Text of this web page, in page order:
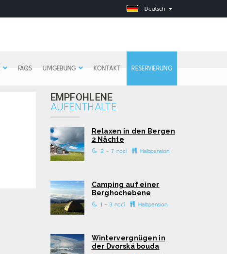
Deutsch
FAQS UMGEBUNG KONTAKT RESERVIERUNG
EMPFOHLENE
AUFENTHALTE
Relaxen in den Bergen
2 Nächte
2 - 7 nocí Halbpension
Camping auf einer
Berghochebene
1 - 3 nocí Halbpension
Wintervergnügen in
der Dvorská bouda